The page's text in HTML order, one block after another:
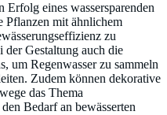
Erfolg eines wassersparenden
Pflanzen mit ähnlichem
zu
Gestaltung auch die
um Regenwasser zu sammeln
Zudem können dekorative
das Thema
Bedarf an bewässerten